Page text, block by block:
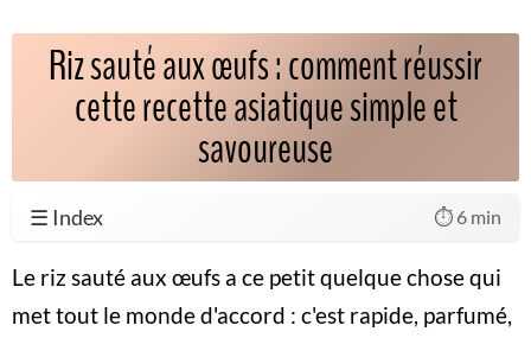
Riz sauté aux œufs : comment réussir
cette recette asiatique simple et
savoureuse
☰ Index ⏱️ 6 min
Le riz sauté aux œufs a ce petit quelque chose qui
met tout le monde d'accord : c'est rapide, parfumé,